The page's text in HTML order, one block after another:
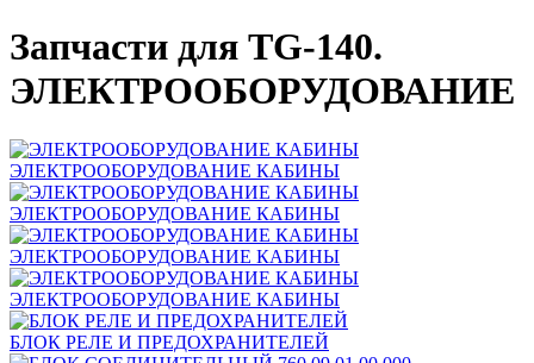
Запчасти для TG-140.
ЭЛЕКТРООБОРУДОВАНИЕ
ЭЛЕКТРООБОРУДОВАНИЕ КАБИНЫ
ЭЛЕКТРООБОРУДОВАНИЕ КАБИНЫ
ЭЛЕКТРООБОРУДОВАНИЕ КАБИНЫ
ЭЛЕКТРООБОРУДОВАНИЕ КАБИНЫ
БЛОК РЕЛЕ И ПРЕДОХРАНИТЕЛЕЙ